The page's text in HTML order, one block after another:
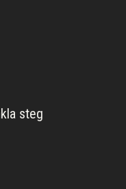
steg